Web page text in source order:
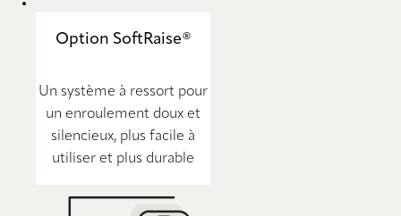
Option SoftRaise®
Un système à ressort pour
un enroulement doux et
silencieux, plus facile à
utiliser et plus durable